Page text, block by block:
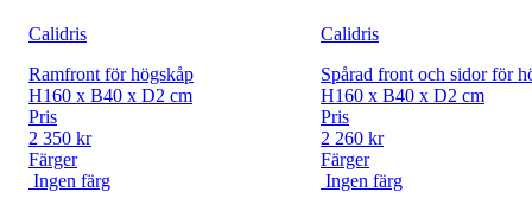
Calidris
Ramfront för högskåp
H160 x B40 x D2 cm
Pris
2 350 kr
Färger
Ingen färg
Calidris
Spårad front och sidor för
H160 x B40 x D2 cm
Pris
2 260 kr
Färger
Ingen färg